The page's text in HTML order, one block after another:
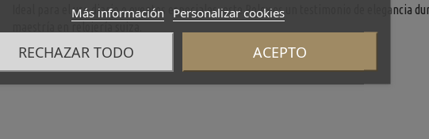
Ideal para el uso diario o eventos especiales, este Rolex es un testimonio de elegancia
Más información Personalizar cookies
RECHAZAR TODO ACEPTO